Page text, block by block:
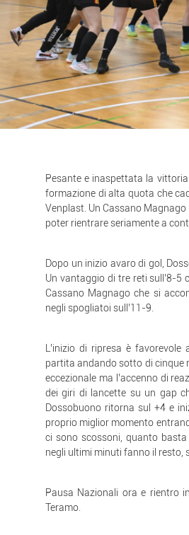
Pesante e inaspettata la
formazione di alta quota che
Venplast. Un Cassano
poter rientrare seriamente a
Dopo un inizio avaro di gol,
Un vantaggio di tre reti sull’8-5
Cassano Magnago che si
negli spogliatoi sull’11-9.
L’inizio di ripresa è
partita andando sotto di cinque
eccezionale ma l’accenno di
dei giri di lancette su un gap
Dossobuono ritorna sul +4 e
proprio miglior momento
ci sono scossoni, quanto
negli ultimi minuti fanno il resto,
Pausa Nazionali ora e rientro
Teramo.